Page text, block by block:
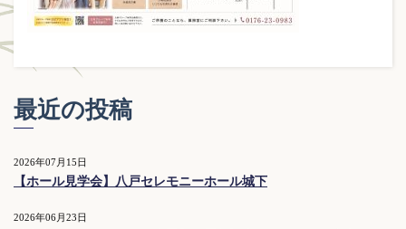
最近の投稿
2026年07月15日
【ホール見学会】八戸セレモニーホール城下
2026年06月23日